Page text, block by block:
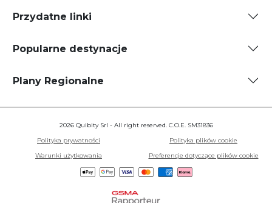
Przydatne linki
Popularne destynacje
Plany Regionalne
2026 Quibity Srl - All right reserved. C.O.E. SM31836
Polityka prywatności
Polityka plików cookie
Warunki użytkowania
Preferencje dotyczące plików cookie